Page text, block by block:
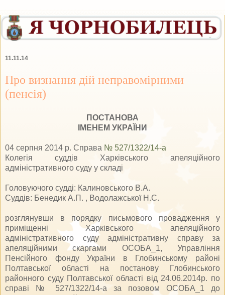
11.11.14
Про визнання дій неправомірними
(пенсія)
ПОСТАНОВА
ІМЕНЕМ УКРАЇНИ
04 серпня 2014 р. Справа № 527/1322/14-а
Колегія суддів Харківського апеляційного
адміністративного суду у складі
Головуючого судді: Калиновського В.А.
Суддів: Бенедик А.П. , Водолажської Н.С.
розглянувши в порядку письмового провадження у
приміщенні Харківського апеляційного
адміністративного суду адміністративну справу за
апеляційними скаргами ОСОБА_1, Управління
Пенсійного фонду України в Глобинському районі
Полтавської області на постанову Глобинського
районного суду Полтавської області від 24.06.2014р. по
справі № 527/1322/14-а за позовом ОСОБА_1 до